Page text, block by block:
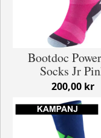
Bootdoc
Socks Jr
200,00 kr